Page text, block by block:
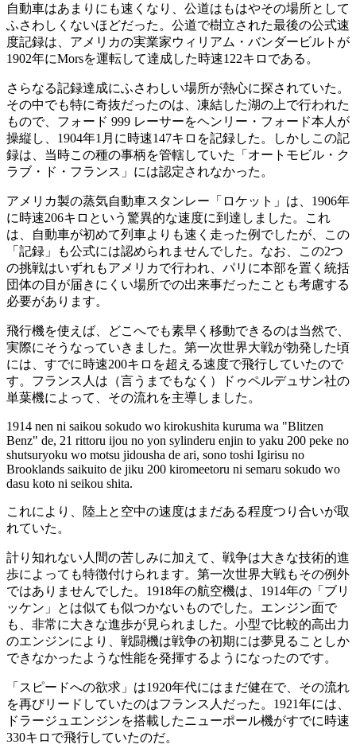
自動車はあまりにも速くなり、公道はもはやその場所として
ふさわしくないほどだった。公道で樹立された最後の公式速
度記録は、アメリカの実業家ウィリアム・バンダービルトが
1902年にMorsを運転して達成した時速122キロである。
さらなる記録達成にふさわしい場所が熱心に探されていた。
その中でも特に奇抜だったのは、凍結した湖の上で行われた
もので、フォード 999 レーサーをヘンリー・フォード本人が
操縦し、1904年1月に時速147キロを記録した。しかしこの記
録は、当時この種の事柄を管轄していた「オートモビル・ク
ラブ・ド・フランス」には認定されなかった。
アメリカ製の蒸気自動車スタンレー「ロケット」は、1906年
に時速206キロという驚異的な速度に到達しました。これ
は、自動車が初めて列車よりも速く走った例でしたが、この
「記録」も公式には認められませんでした。なお、この2つ
の挑戦はいずれもアメリカで行われ、パリに本部を置く統括
団体の目が届きにくい場所での出来事だったことも考慮する
必要があります。
飛行機を使えば、どこへでも素早く移動できるのは当然で、
実際にそうなっていきました。第一次世界大戦が勃発した頃
には、すでに時速200キロを超える速度で飛行していたので
す。フランス人は（言うまでもなく）ドゥペルデュサン社の
単葉機によって、その流れを主導しました。
1914 nen ni saikou sokudo wo kirokushita kuruma wa "Blitzen
Benz" de, 21 rittoru ijou no yon sylinderu enjin to yaku 200 peke no
shutsuryoku wo motsu jidousha de ari, sono toshi Igirisu no
Brooklands saikuito de jiku 200 kiromeetoru ni semaru sokudo wo
dasu koto ni seikou shita.
これにより、陸上と空中の速度はまだある程度つり合いが取
れていた。
計り知れない人間の苦しみに加えて、戦争は大きな技術的進
歩によっても特徴付けられます。第一次世界大戦もその例外
ではありませんでした。1918年の航空機は、1914年の「ブリ
ッケン」とは似ても似つかないものでした。エンジン面で
も、非常に大きな進歩が見られました。小型で比較的高出力
のエンジンにより、戦闘機は戦争の初期には夢見ることしか
できなかったような性能を発揮するようになったのです。
「スピードへの欲求」は1920年代にはまだ健在で、その流れ
を再びリードしていたのはフランス人だった。1921年には、
ドラージュエンジンを搭載したニューポール機がすでに時速
330キロで飛行していたのだ。